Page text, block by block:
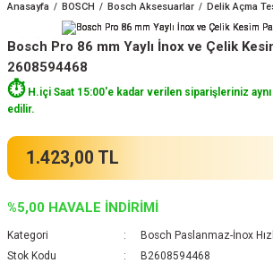
Anasayfa BOSCH Bosch Aksesuarlar Delik Açma
Bosch Pro 86 mm Yaylı İnox ve Çelik
2608594468
⏱️H.içi Saat 15:00'e kadar verilen siparişleriniz
edilir.
1.423,00 TL
%5,00 HAVALE İNDİRİMİ
Kategori
Bosch Paslanmaz-İnox
Stok Kodu
B2608594468